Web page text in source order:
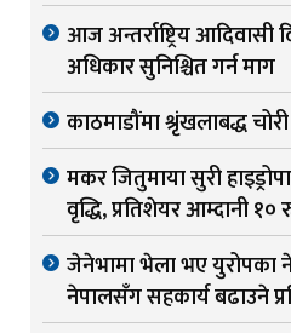
आज अन्तर्राष्ट्रिय
अधिकार सुनिश्चित गर्न माग
काठमाडौंमा श्रृंखलाबद्ध
मकर जितुमाया सुरी
वृद्धि, प्रतिशेयर आम्दानी १०
जेनेभामा भेला भए युरोपका
नेपालसँग सहकार्य बढाउने